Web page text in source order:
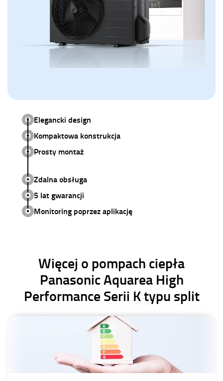
Elegancki design
Kompaktowa konstrukcja
Prosty montaż
Zdalna obsługa
5 lat gwarancji
Monitoring poprzez aplikację
Więcej o pompach ciepła
Panasonic Aquarea High
Performance Serii K typu split